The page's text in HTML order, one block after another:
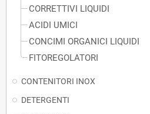
CORRETTIVI LIQUIDI
ACIDI UMICI
CONCIMI ORGANICI LIQUIDI
FITOREGOLATORI
CONTENITORI INOX
DETERGENTI